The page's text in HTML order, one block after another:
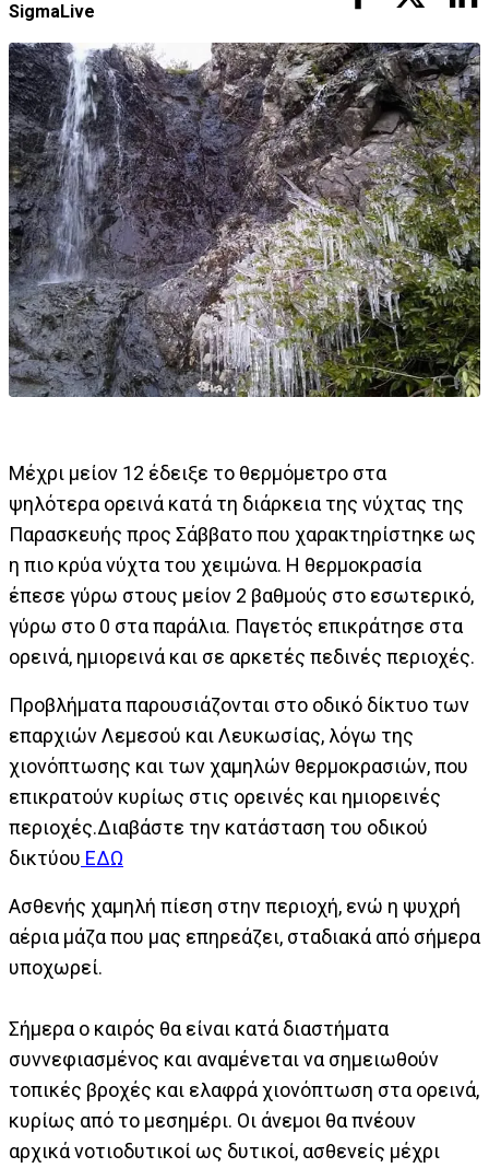
SigmaLive
Μέχρι μείον 12 έδειξε το θερμόμετρο στα
ψηλότερα ορεινά κατά τη διάρκεια της νύχτας της
Παρασκευής προς Σάββατο που χαρακτηρίστηκε ως
η πιο κρύα νύχτα του χειμώνα. Η θερμοκρασία
έπεσε γύρω στους μείον 2 βαθμούς στο εσωτερικό,
γύρω στο 0 στα παράλια. Παγετός επικράτησε στα
ορεινά, ημιορεινά και σε αρκετές πεδινές περιοχές.
Προβλήματα παρουσιάζονται στο οδικό δίκτυο των
επαρχιών Λεμεσού και Λευκωσίας, λόγω της
χιονόπτωσης και των χαμηλών θερμοκρασιών, που
επικρατούν κυρίως στις ορεινές και ημιορεινές
περιοχές.Διαβάστε την κατάσταση του οδικού
δικτύου ΕΔΩ
Ασθενής χαμηλή πίεση στην περιοχή, ενώ η ψυχρή
αέρια μάζα που μας επηρεάζει, σταδιακά από σήμερα
υποχωρεί.
Σήμερα ο καιρός θα είναι κατά διαστήματα
συννεφιασμένος και αναμένεται να σημειωθούν
τοπικές βροχές και ελαφρά χιονόπτωση στα ορεινά,
κυρίως από το μεσημέρι. Οι άνεμοι θα πνέουν
αρχικά νοτιοδυτικοί ως δυτικοί, ασθενείς μέχρι